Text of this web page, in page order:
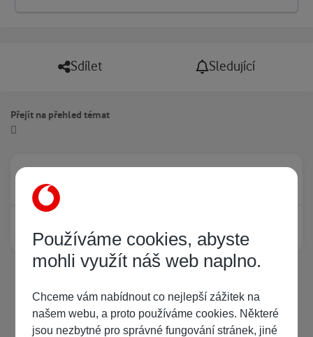
Sdílet Sledující
Přejít na přehled témat
Žádný registrovaný uživatel si neprohlíží tuto stránku
Používáme cookies, abyste
mohli využít náš web naplno.
Chceme vám nabídnout co nejlepší zážitek na
našem webu, a proto používáme cookies. Některé
jsou nezbytné pro správné fungování stránek, jiné